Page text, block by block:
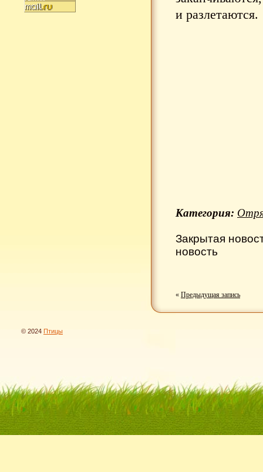
и разлетаются.
Категория:
Закрытая
новость
« Предыдущая запись
© 2024 Птицы